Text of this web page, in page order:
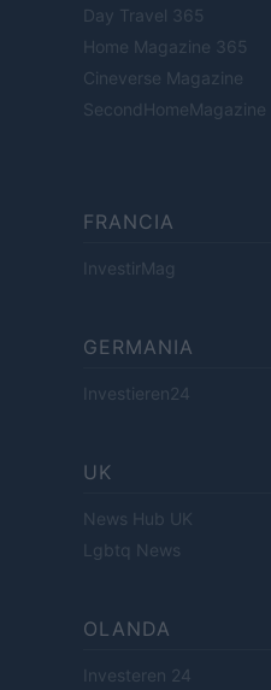
Day Travel 365
Home Magazine 365
Cineverse Magazine
SecondHomeMagazine
FRANCIA
InvestirMag
GERMANIA
Investieren24
UK
News Hub UK
Lgbtq News
OLANDA
Investeren 24